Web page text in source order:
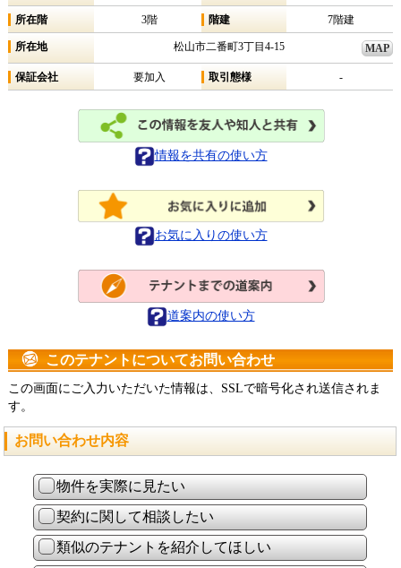
所在階 3階 階建 7階建
所在地 松山市二番町3丁目4-15 MAP
保証会社 要加入 取引態様 -
情報を共有の使い方
お気に入りの使い方
道案内の使い方
このテナントについてお問い合わせ
この画面にご入力いただいた情報は、SSLで暗号化され送信されま
す。
お問い合わせ内容
物件を実際に見たい
契約に関して相談したい
類似のテナントを紹介してほしい